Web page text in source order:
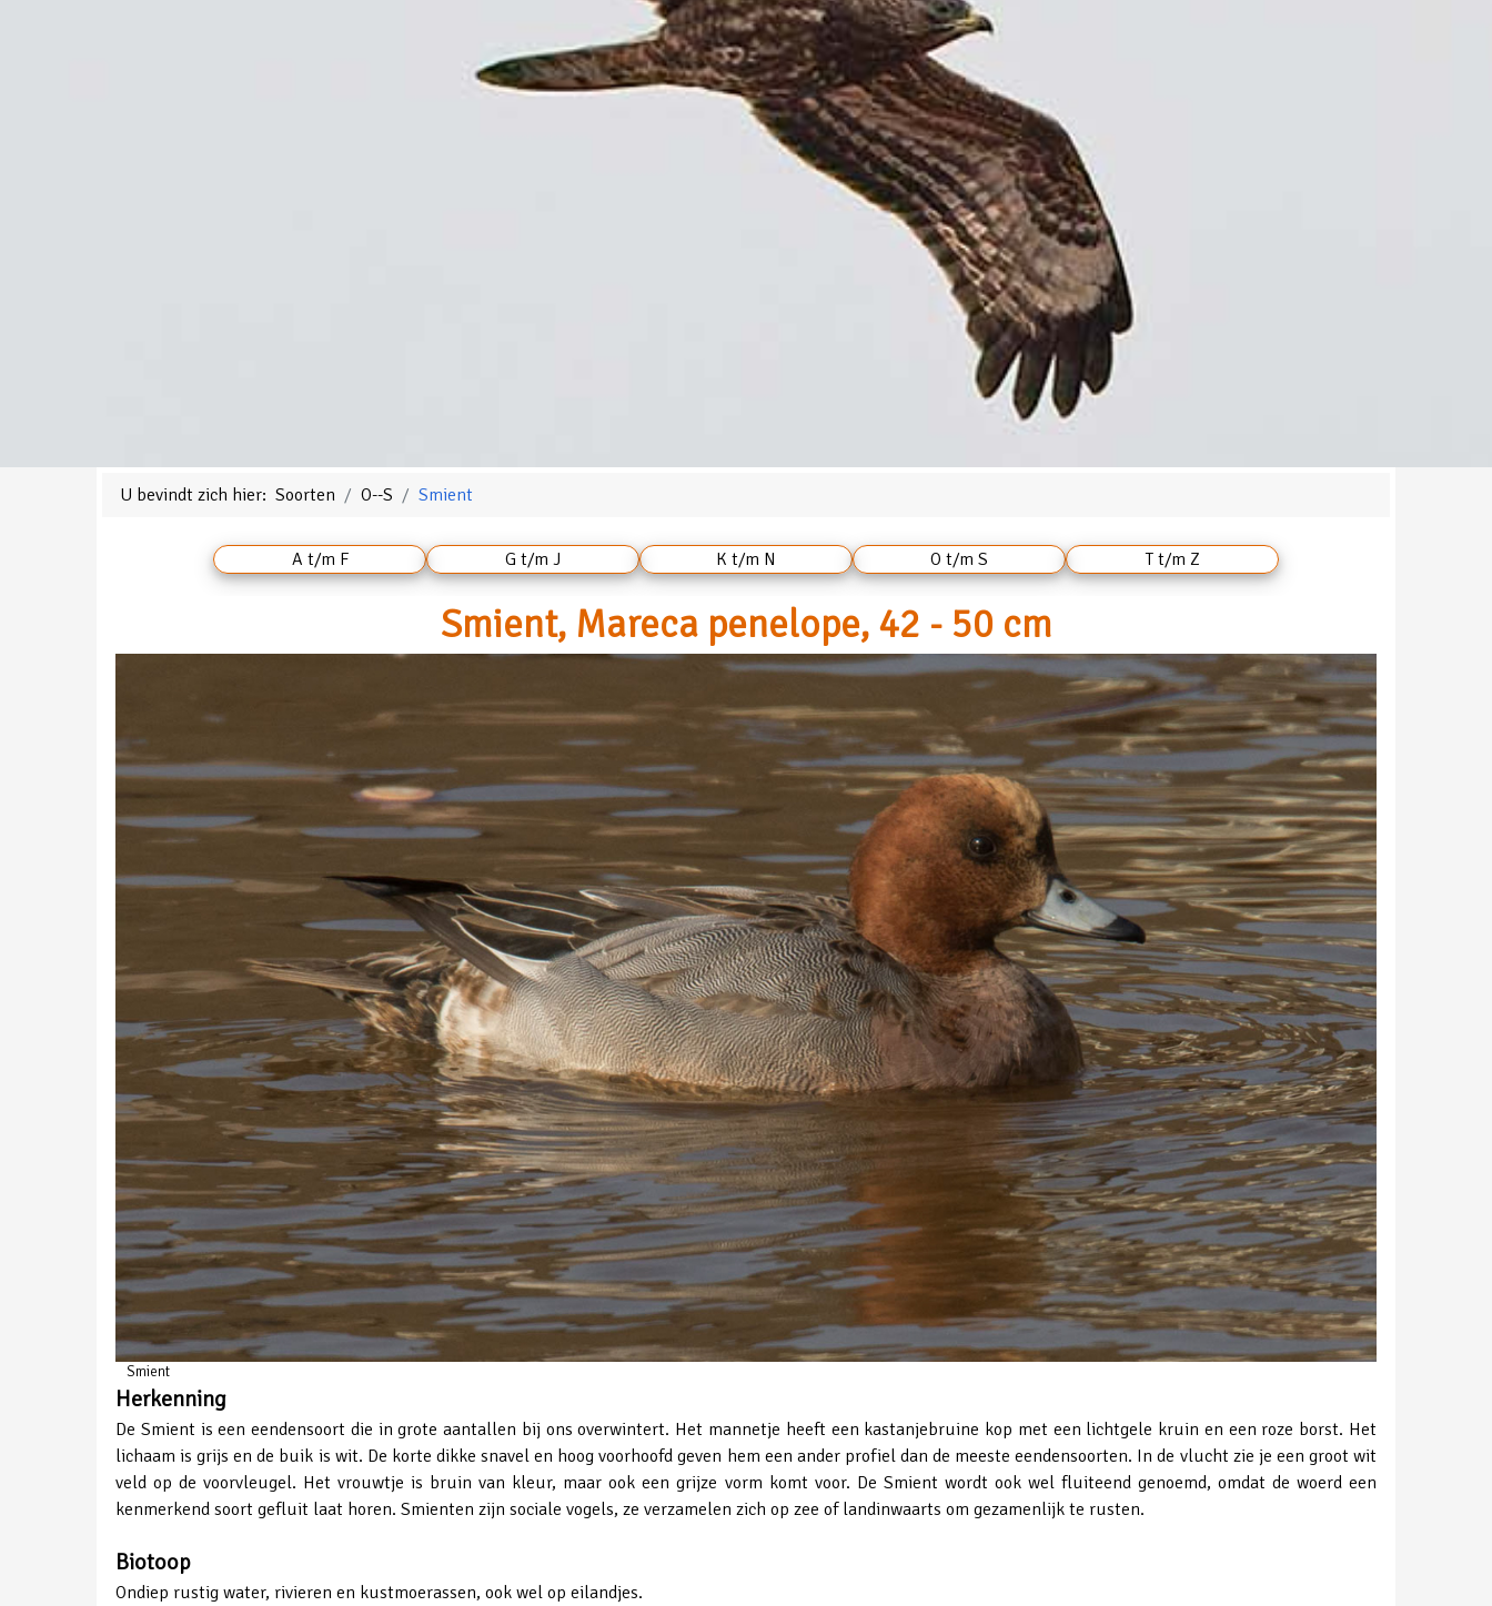
U bevindt zich hier: Soorten O--S Smient
A t/m F G t/m J K t/m N O t/m S T t/m Z
Smient, Mareca penelope, 42 - 50 cm
Smient
Herkenning
De Smient is een eendensoort die in grote aantallen bij ons overwintert. Het mannetje heeft een kastanjebruine kop met een lichtgele kruin en een roze borst. Het
lichaam is grijs en de buik is wit. De korte dikke snavel en hoog voorhoofd geven hem een ander profiel dan de meeste eendensoorten. In de vlucht zie je een groot wit
veld op de voorvleugel. Het vrouwtje is bruin van kleur, maar ook een grijze vorm komt voor. De Smient wordt ook wel fluiteend genoemd, omdat de woerd een
kenmerkend soort gefluit laat horen. Smienten zijn sociale vogels, ze verzamelen zich op zee of landinwaarts om gezamenlijk te rusten.
Biotoop
Ondiep rustig water, rivieren en kustmoerassen, ook wel op eilandjes.